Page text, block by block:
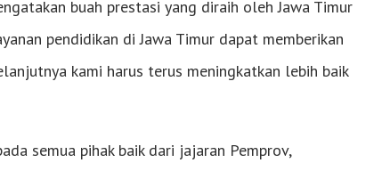
buah prestasi yang diraih oleh Jawa Timur
pendidikan di Jawa Timur dapat memberikan
kami harus terus meningkatkan lebih baik
semua pihak baik dari jajaran Pemprov,